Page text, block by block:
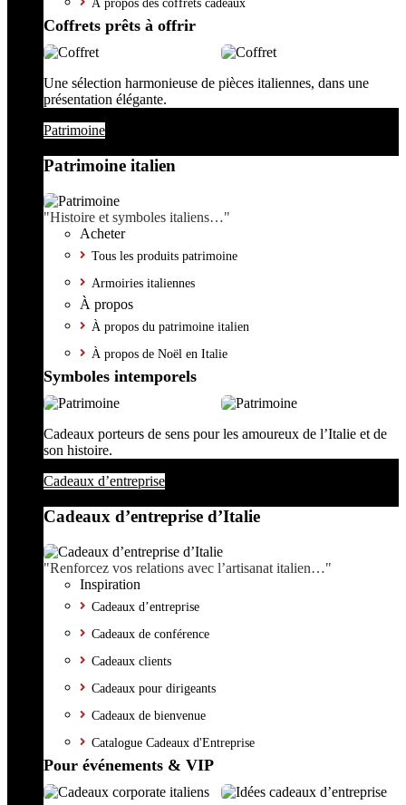
Coffrets prêts à offrir
Une sélection harmonieuse de pièces italiennes, dans une
présentation élégante.
Patrimoine
Patrimoine italien
"Histoire et symboles italiens…"
Acheter
Tous les produits patrimoine
Armoiries italiennes
À propos
À propos du patrimoine italien
À propos de Noël en Italie
Symboles intemporels
Cadeaux porteurs de sens pour les amoureux de l’Italie et de
son histoire.
Cadeaux d’entreprise
Cadeaux d’entreprise d’Italie
"Renforcez vos relations avec l’artisanat italien…"
Inspiration
Cadeaux d’entreprise
Cadeaux de conférence
Cadeaux clients
Cadeaux pour dirigeants
Cadeaux de bienvenue
Catalogue Cadeaux d'Entreprise
Pour événements & VIP